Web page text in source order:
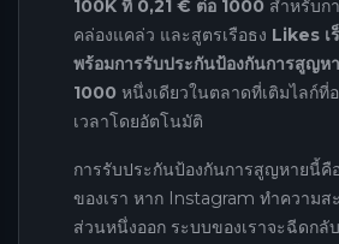
100K ที่ 0,21 € ต่อ 1000 สำหรับก
คล่องแคล่ว และสูตรเรือธง Likes เ
พร้อมการรับประกันป้องกันการสูญ
1000 หนึ่งเดียวในตลาดที่เติมไลก์ที่
เวลาโดยอัตโนมัติ
การรับประกันป้องกันการสูญหายนี้คื
ของเรา หาก Instagram ทำความส
ส่วนหนึ่งออก ระบบของเราจะฉีดกลั